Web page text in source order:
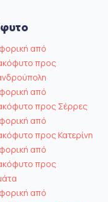
από
προς
από
προς Σέρρες
από
προς Κατερίνη
από
προς
από